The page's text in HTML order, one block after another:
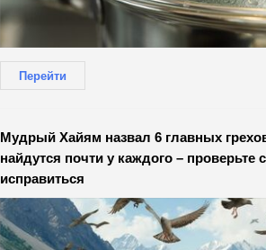
Перейти
Мудрый Хайям назвал 6 главных
найдутся почти у каждого – проверьте
исправиться